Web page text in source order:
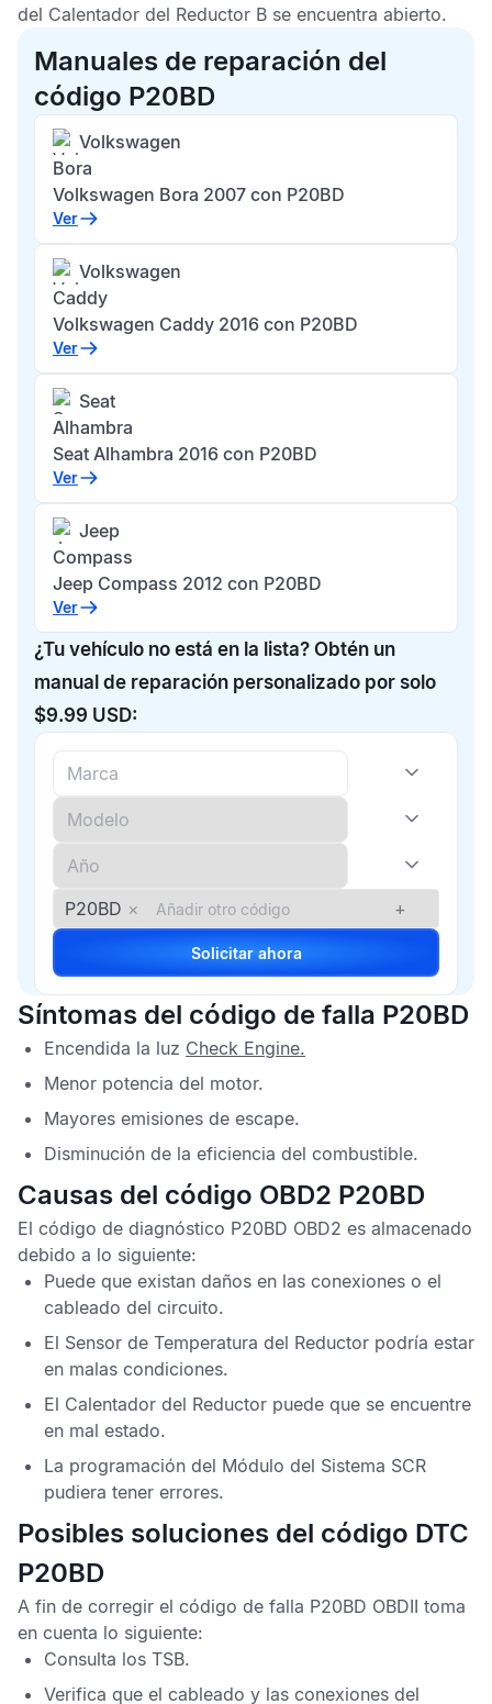
del Calentador del Reductor B se encuentra abierto.
Manuales de reparación del
código P20BD
Volkswagen
Bora
Volkswagen Bora 2007 con P20BD
Ver
Volkswagen
Caddy
Volkswagen Caddy 2016 con P20BD
Ver
Seat
Alhambra
Seat Alhambra 2016 con P20BD
Ver
Jeep
Compass
Jeep Compass 2012 con P20BD
Ver
¿Tu vehículo no está en la lista? Obtén un
manual de reparación personalizado por solo
$9.99 USD:
P20BD × +
Solicitar ahora
Síntomas del código de falla P20BD
Encendida la luz Check Engine.
Menor potencia del motor.
Mayores emisiones de escape.
Disminución de la eficiencia del combustible.
Causas del código OBD2 P20BD
El código de diagnóstico P20BD OBD2 es almacenado
debido a lo siguiente:
Puede que existan daños en las conexiones o el
cableado del circuito.
El Sensor de Temperatura del Reductor podría estar
en malas condiciones.
El Calentador del Reductor puede que se encuentre
en mal estado.
La programación del Módulo del Sistema SCR
pudiera tener errores.
Posibles soluciones del código DTC
P20BD
A fin de corregir el código de falla P20BD OBDII toma
en cuenta lo siguiente:
Consulta los TSB.
Verifica que el cableado y las conexiones del